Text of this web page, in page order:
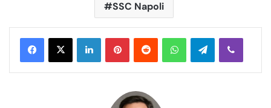
SSC Napoli
WhatsApp Telegram